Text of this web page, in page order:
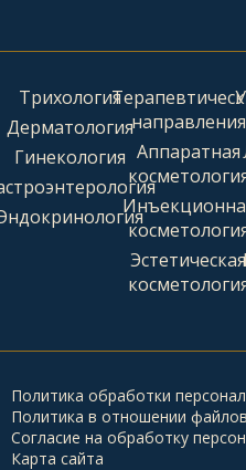
Трихология
Дерматология
Гинекология
направления
Аппаратная
Эстетическая
Политика обработки
Политика в отношении
Согласие на обработку
Карта сайта